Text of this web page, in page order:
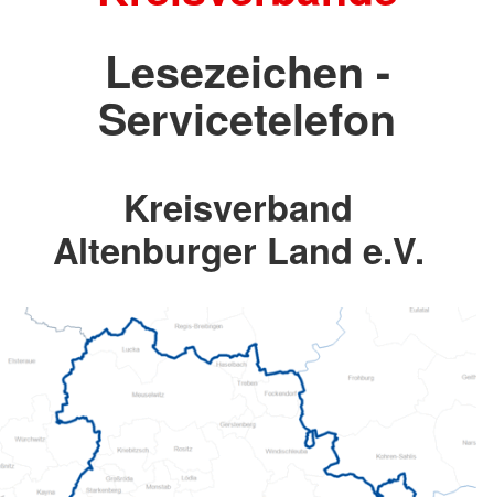
Lesezeichen -
Servicetelefon
Kreisverband
Altenburger Land e.V.